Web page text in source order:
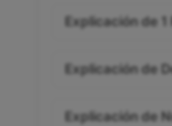
Explicación de 1
Explicación de
Explicación de